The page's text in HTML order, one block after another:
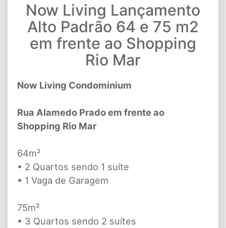
Now Living Lançamento
Alto Padrão 64 e 75 m2
em frente ao Shopping
Rio Mar
Now Living Condominium
Rua Alamedo Prado em frente ao
Shopping Rio Mar
64m²
• 2 Quartos sendo 1 suíte
• 1 Vaga de Garagem
75m²
• 3 Quartos sendo 2 suítes